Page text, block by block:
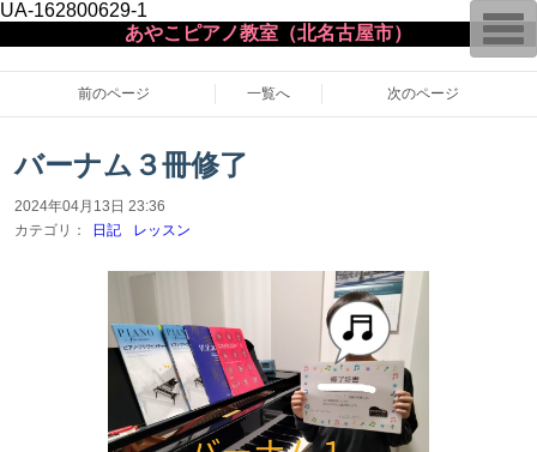
UA-162800629-1
あやこピアノ教室（北名古屋市）
前のページ 一覧へ 次のページ
バーナム３冊修了
2024年04月13日 23:36
カテゴリ：
日記 レッスン
T
o
g
g